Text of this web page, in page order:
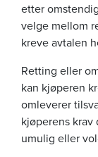
etter
velge mellom
kreve avtalen
Retting eller
kan kjøperen
omleverer
kjøperens
umulig eller